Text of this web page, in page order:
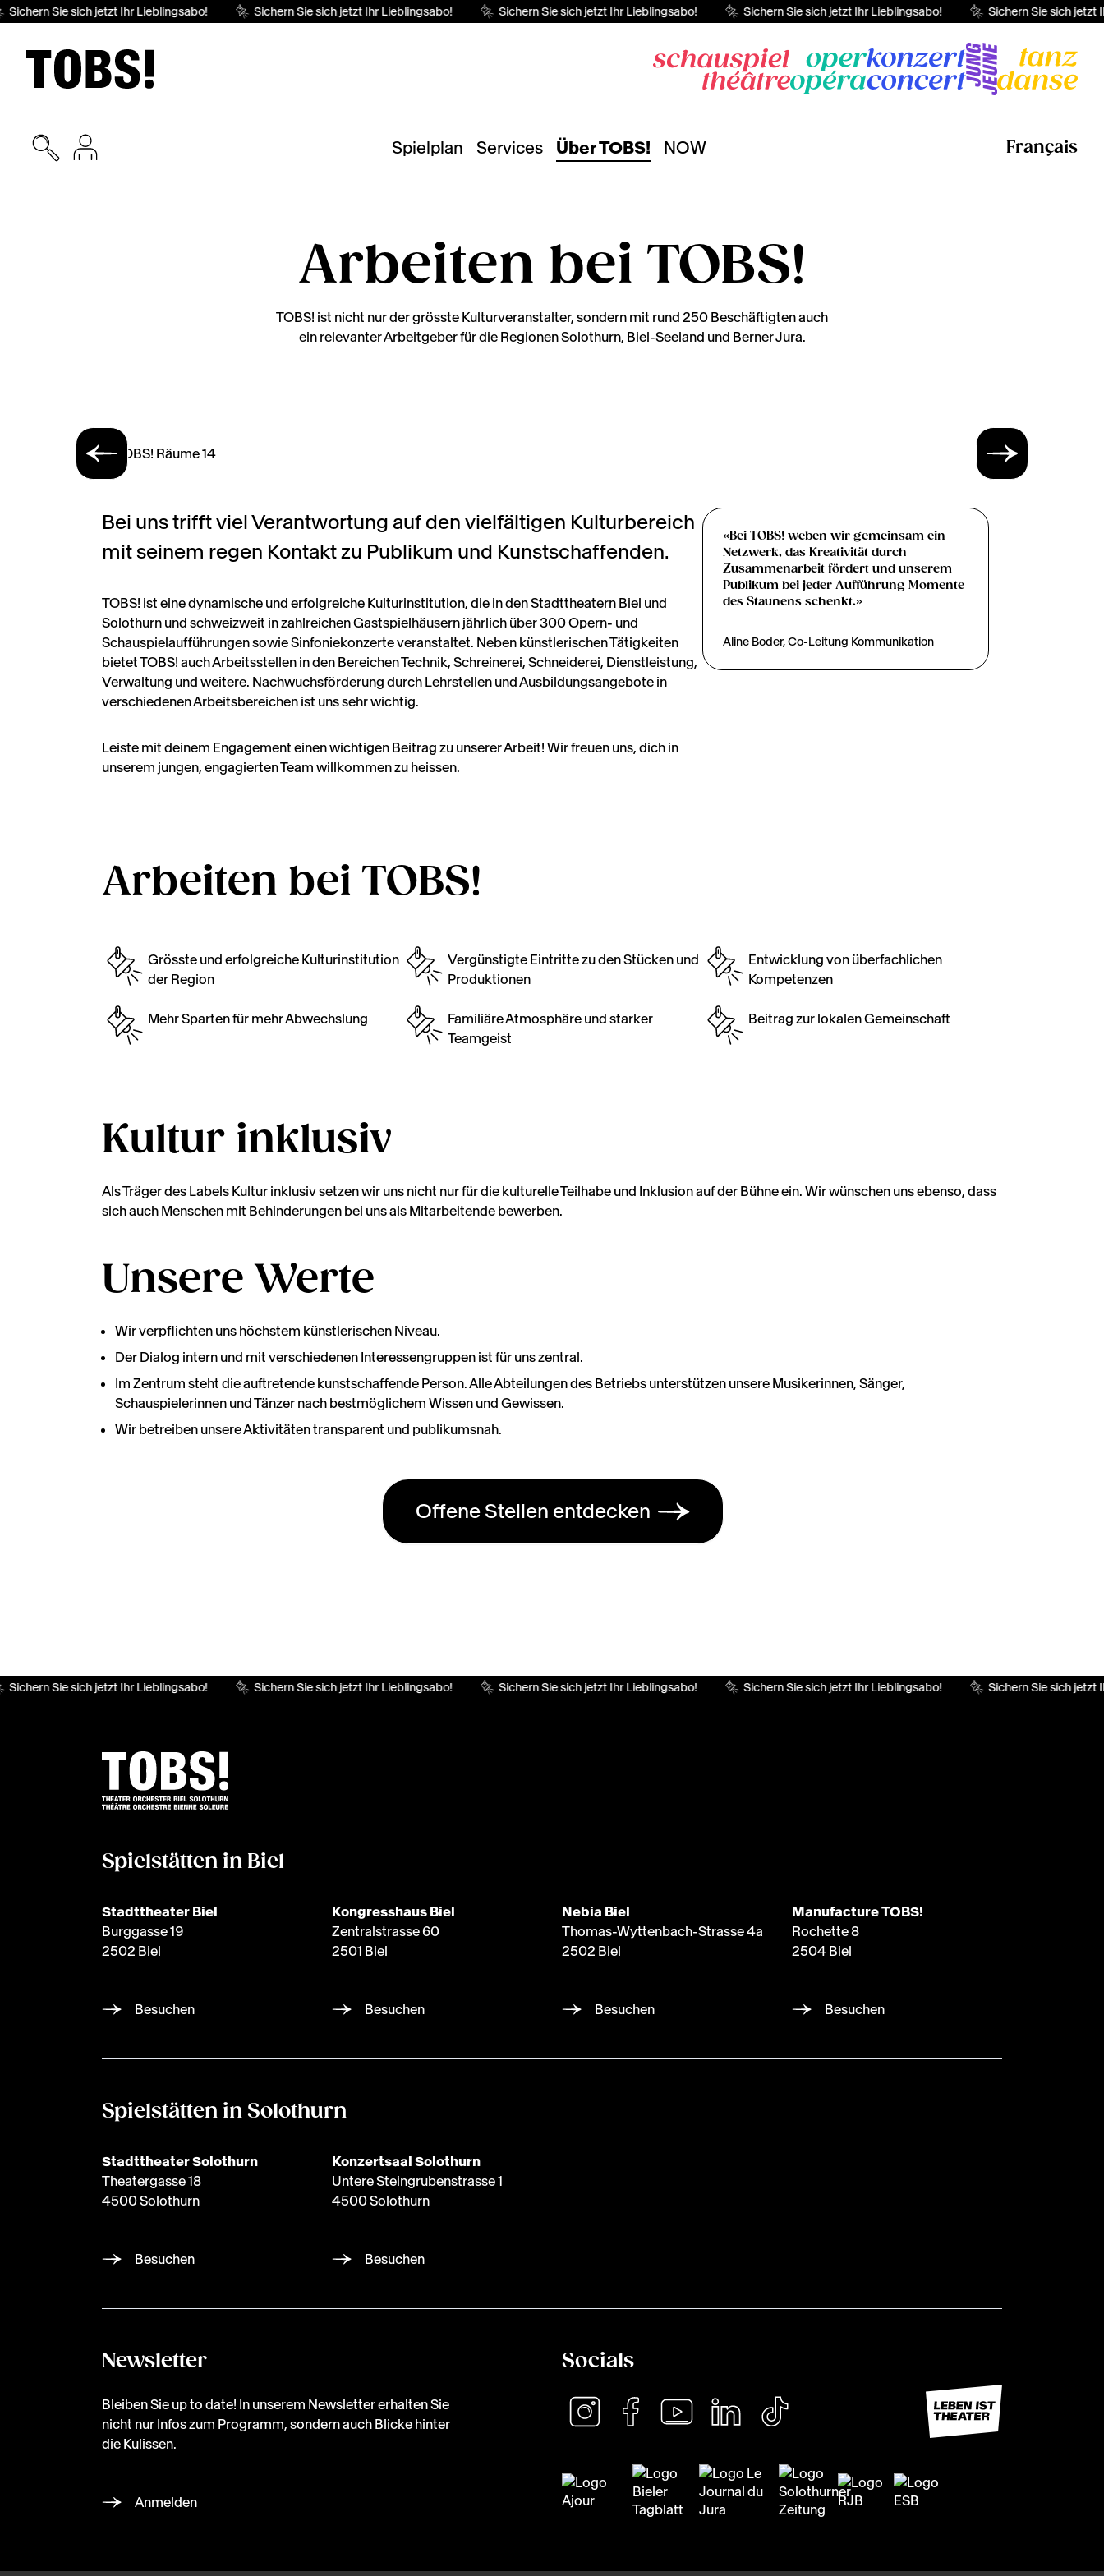
Sichern Sie sich jetzt Ihr Lieblingsabo! Sichern Sie sich jetzt Ihr Lieblingsabo! Sichern Sie sich jetzt Ihr Lieblingsabo! Sichern Sie sich jetzt Ihr Lieblingsabo! Sichern Sie sich jetzt
Spielplan Services Über TOBS! NOW Français
Arbeiten bei TOBS!
TOBS! ist nicht nur der grösste Kulturveranstalter, sondern mit rund 250 Beschäftigten auch
ein relevanter Arbeitgeber für die Regionen Solothurn, Biel-Seeland und Berner Jura.
Bei uns trifft viel Verantwortung auf den vielfältigen Kulturbereich
mit seinem regen Kontakt zu Publikum und Kunstschaffenden.
TOBS! ist eine dynamische und erfolgreiche Kulturinstitution, die in den Stadttheatern Biel und
Solothurn und schweizweit in zahlreichen Gastspielhäusern jährlich über 300 Opern- und
Schauspielaufführungen sowie Sinfoniekonzerte veranstaltet. Neben künstlerischen Tätigkeiten
bietet TOBS! auch Arbeitsstellen in den Bereichen Technik, Schreinerei, Schneiderei, Dienstleistung,
Verwaltung und weitere. Nachwuchsförderung durch Lehrstellen und Ausbildungsangebote in
verschiedenen Arbeitsbereichen ist uns sehr wichtig.
Leiste mit deinem Engagement einen wichtigen Beitrag zu unserer Arbeit! Wir freuen uns, dich in
unserem jungen, engagierten Team willkommen zu heissen.
«Bei TOBS! weben wir gemeinsam ein
Netzwerk, das Kreativität durch
Zusammenarbeit fördert und unserem
Publikum bei jeder Aufführung Momente
des Staunens schenkt.»
Aline Boder, Co-Leitung Kommunikation
Arbeiten bei TOBS!
Grösste und erfolgreiche Kulturinstitution
der Region
Mehr Sparten für mehr Abwechslung
Vergünstigte Eintritte zu den Stücken und
Produktionen
Familiäre Atmosphäre und starker
Teamgeist
Entwicklung von überfachlichen
Kompetenzen
Beitrag zur lokalen Gemeinschaft
Kultur inklusiv
Als Träger des Labels Kultur inklusiv setzen wir uns nicht nur für die kulturelle Teilhabe und Inklusion auf der Bühne ein. Wir wünschen uns ebenso, dass
sich auch Menschen mit Behinderungen bei uns als Mitarbeitende bewerben.
Unsere Werte
Wir verpflichten uns höchstem künstlerischen Niveau.
Der Dialog intern und mit verschiedenen Interessengruppen ist für uns zentral.
Im Zentrum steht die auftretende kunstschaffende Person. Alle Abteilungen des Betriebs unterstützen unsere Musikerinnen, Sänger,
Schauspielerinnen und Tänzer nach bestmöglichem Wissen und Gewissen.
Wir betreiben unsere Aktivitäten transparent und publikumsnah.
Offene Stellen entdecken
Sichern Sie sich jetzt Ihr Lieblingsabo! Sichern Sie sich jetzt Ihr Lieblingsabo! Sichern Sie sich jetzt Ihr Lieblingsabo! Sichern Sie sich jetzt Ihr Lieblingsabo! Sichern Sie sich jetzt
Spielstätten in Biel
Stadttheater Biel
Burggasse 19
2502 Biel
Besuchen
Kongresshaus Biel
Zentralstrasse 60
2501 Biel
Besuchen
Nebia Biel
Thomas-Wyttenbach-Strasse 4a
2502 Biel
Besuchen
Manufacture TOBS!
Rochette 8
2504 Biel
Besuchen
Spielstätten in Solothurn
Stadttheater Solothurn
Theatergasse 18
4500 Solothurn
Besuchen
Konzertsaal Solothurn
Untere Steingrubenstrasse 1
4500 Solothurn
Besuchen
Newsletter
Bleiben Sie up to date! In unserem Newsletter erhalten Sie
nicht nur Infos zum Programm, sondern auch Blicke hinter
die Kulissen.
Anmelden
Socials